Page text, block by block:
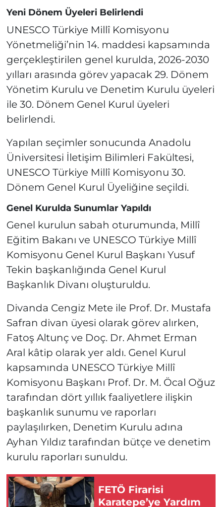
Yeni Dönem Üyeleri Belirlendi
UNESCO Türkiye Millî Komisyonu
Yönetmeliği’nin 14. maddesi kapsamında
gerçekleştirilen genel kurulda, 2026-2030
yılları arasında görev yapacak 29. Dönem
Yönetim Kurulu ve Denetim Kurulu üyeleri
ile 30. Dönem Genel Kurul üyeleri
belirlendi.
Yapılan seçimler sonucunda Anadolu
Üniversitesi İletişim Bilimleri Fakültesi,
UNESCO Türkiye Millî Komisyonu 30.
Dönem Genel Kurul Üyeliğine seçildi.
Genel Kurulda Sunumlar Yapıldı
Genel kurulun sabah oturumunda, Millî
Eğitim Bakanı ve UNESCO Türkiye Millî
Komisyonu Genel Kurul Başkanı Yusuf
Tekin başkanlığında Genel Kurul
Başkanlık Divanı oluşturuldu.
Divanda Cengiz Mete ile Prof. Dr. Mustafa
Safran divan üyesi olarak görev alırken,
Fatoş Altunç ve Doç. Dr. Ahmet Erman
Aral kâtip olarak yer aldı. Genel Kurul
kapsamında UNESCO Türkiye Millî
Komisyonu Başkanı Prof. Dr. M. Öcal Oğuz
tarafından dört yıllık faaliyetlere ilişkin
başkanlık sunumu ve raporları
paylaşılırken, Denetim Kurulu adına
Ayhan Yıldız tarafından bütçe ve denetim
kurulu raporları sunuldu.
FETÖ Firarisi
Karatepe’ye Yardım